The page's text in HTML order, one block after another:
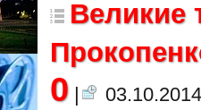
Великие
0 |